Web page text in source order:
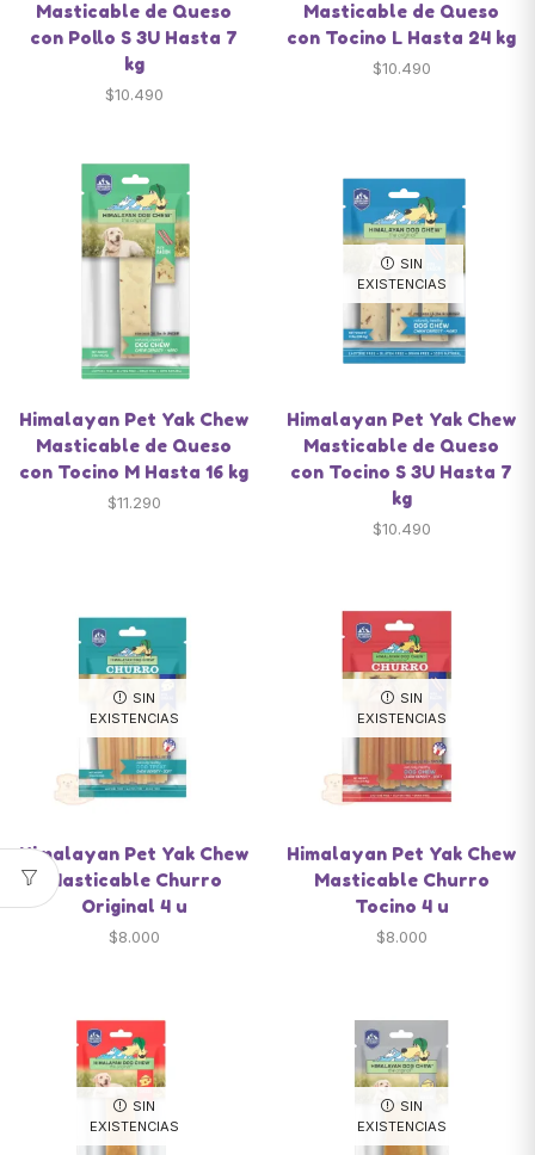
Masticable de Queso
con Pollo S 3U Hasta 7
kg
$10.490
Masticable de Queso
con Tocino L Hasta 24 kg
$10.490
Himalayan Pet Yak Chew
Masticable de Queso
con Tocino M Hasta 16 kg
$11.290
SIN
EXISTENCIAS
Himalayan Pet Yak Chew
Masticable de Queso
con Tocino S 3U Hasta 7
kg
$10.490
SIN
EXISTENCIAS
Himalayan Pet Yak Chew
Masticable Churro
Original 4 u
$8.000
SIN
EXISTENCIAS
Himalayan Pet Yak Chew
Masticable Churro
Tocino 4 u
$8.000
SIN
EXISTENCIAS
SIN
EXISTENCIAS